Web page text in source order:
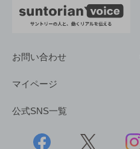
お問い合わせ
マイページ
公式SNS一覧